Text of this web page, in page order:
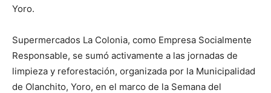
Yoro.
Supermercados La Colonia, como Empresa Socialmente
Responsable, se sumó activamente a las jornadas de
limpieza y reforestación, organizada por la Municipalidad
de Olanchito, Yoro, en el marco de la Semana del